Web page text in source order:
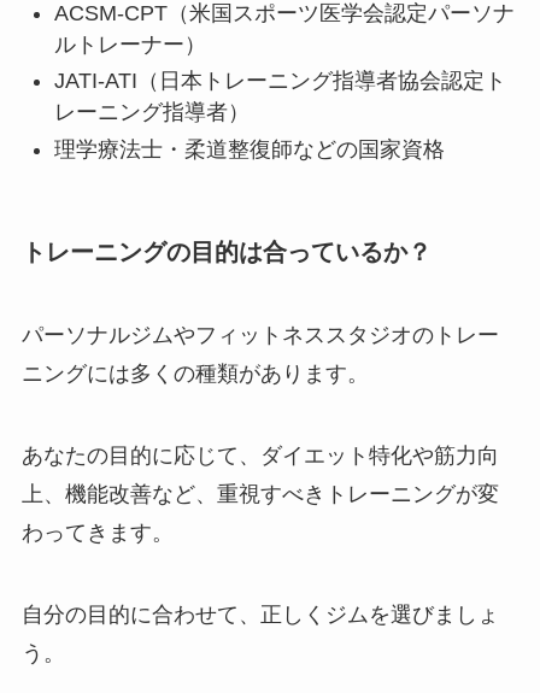
ACSM-CPT（米国スポーツ医学会認定パーソナ
ルトレーナー）
JATI-ATI（日本トレーニング指導者協会認定ト
レーニング指導者）
理学療法士・柔道整復師などの国家資格
トレーニングの目的は合っているか？
パーソナルジムやフィットネススタジオのトレー
ニングには多くの種類があります。
あなたの目的に応じて、ダイエット特化や筋力向
上、機能改善など、重視すべきトレーニングが変
わってきます。
自分の目的に合わせて、正しくジムを選びましょ
う。